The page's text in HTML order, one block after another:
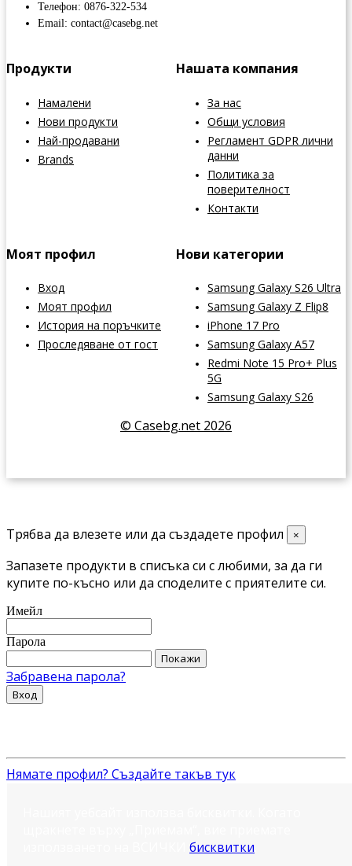
Телефон: 0876-322-534
Email: contact@casebg.net
Продукти
Намалени
Нови продукти
Най-продавани
Brands
Нашата компания
За нас
Общи условия
Регламент GDPR лични
данни
Политика за
поверителност
Контакти
Моят профил
Вход
Моят профил
История на поръчките
Проследяване от гост
Нови категории
Samsung Galaxy S26 Ultra
Samsung Galaxy Z Flip8
iPhone 17 Pro
Samsung Galaxy A57
Redmi Note 15 Pro+ Plus
5G
Samsung Galaxy S26
© Casebg.net 2026
Трябва да влезете или да създадете профил ×
Запазете продукти в списъка си с любими, за да ги
купите по-късно или да споделите с приятелите си.
Имейл
Парола
Покажи
Забравена парола?
Вход
Нямате профил? Създайте такъв тук
бисквитки